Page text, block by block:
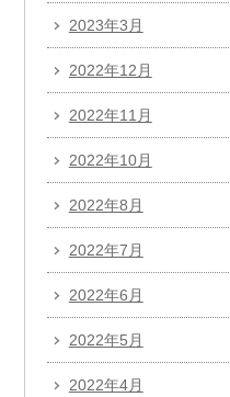
2023年3月
2022年12月
2022年11月
2022年10月
2022年8月
2022年7月
2022年6月
2022年5月
2022年4月